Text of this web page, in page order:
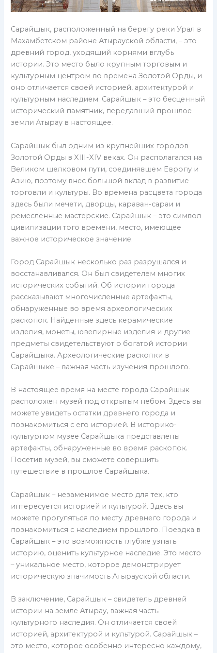
Сарайшык, расположенный на берегу реки Урал в
Махамбетском районе Атырауской области, – это
древний город, уходящий корнями вглубь
истории. Это место было крупным торговым и
культурным центром во времена Золотой Орды, и
оно отличается своей историей, архитектурой и
культурным наследием. Сарайшык – это бесценный
исторический памятник, передавший прошлое
земли Атырау в настоящее.
Сарайшык был одним из крупнейших городов
Золотой Орды в XIII-XIV веках. Он располагался на
Великом шелковом пути, соединявшем Европу и
Азию, поэтому внес большой вклад в развитие
торговли и культуры. Во времена расцвета города
здесь были мечети, дворцы, караван-сараи и
ремесленные мастерские. Сарайшык – это символ
цивилизации того времени, место, имеющее
важное историческое значение.
Город Сарайшык несколько раз разрушался и
восстанавливался. Он был свидетелем многих
исторических событий. Об истории города
рассказывают многочисленные артефакты,
обнаруженные во время археологических
раскопок. Найденные здесь керамические
изделия, монеты, ювелирные изделия и другие
предметы свидетельствуют о богатой истории
Сарайшыка. Археологические раскопки в
Сарайшыке – важная часть изучения прошлого.
В настоящее время на месте города Сарайшык
расположен музей под открытым небом. Здесь вы
можете увидеть остатки древнего города и
познакомиться с его историей. В историко-
культурном музее Сарайшыка представлены
артефакты, обнаруженные во время раскопок.
Посетив музей, вы сможете совершить
путешествие в прошлое Сарайшыка.
Сарайшык – незаменимое место для тех, кто
интересуется историей и культурой. Здесь вы
можете прогуляться по месту древнего города и
познакомиться с наследием прошлого. Поездка в
Сарайшык – это возможность глубже узнать
историю, оценить культурное наследие. Это место
– уникальное место, которое демонстрирует
историческую значимость Атырауской области.
В заключение, Сарайшык – свидетель древней
истории на земле Атырау, важная часть
культурного наследия. Он отличается своей
историей, архитектурой и культурой. Сарайшык –
это место, которое особенно интересно каждому,